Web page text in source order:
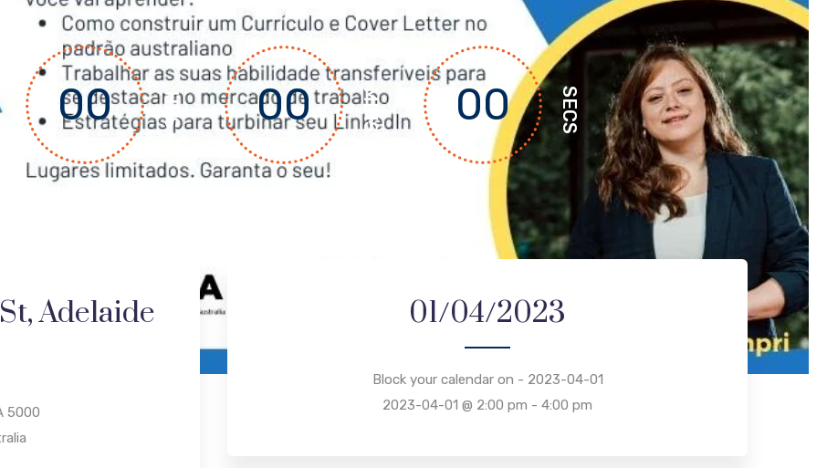
00 HRS 00 MINS 00 SECS
Adelaide
5000
01/04/2023
Block your calendar on - 2023-04-01
2023-04-01 @ 2:00 pm - 4:00 pm